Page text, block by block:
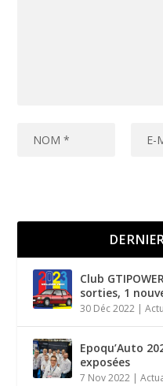
Club
sorties, 1
30 Déc 2022 |
Epoqu’Auto
exposées
7 Nov 2022 |